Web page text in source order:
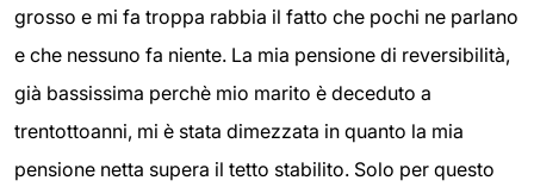
grosso e mi fa troppa rabbia il fatto che pochi ne parlano
e che nessuno fa niente. La mia pensione di reversibilità,
già bassissima perchè mio marito è deceduto a
trentottoanni, mi è stata dimezzata in quanto la mia
pensione netta supera il tetto stabilito. Solo per questo